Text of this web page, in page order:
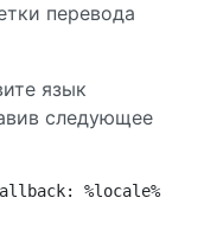
перевода
язык
следующее
%locale%